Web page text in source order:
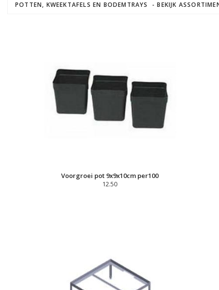
POTTEN, KWEEKTAFELS EN BODEMTRAYS - BEKIJK
Voorgroei pot 9x9x10cm per100
12.50